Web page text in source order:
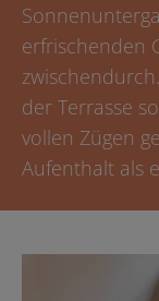
erfrischenden
der Terrasse
vollen Zügen
Aufenthalt als